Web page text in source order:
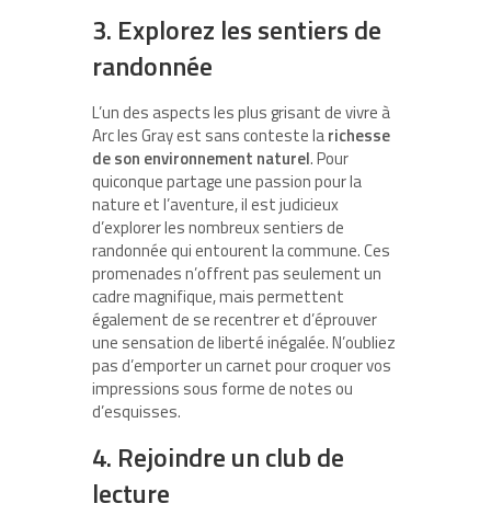
3. Explorez les sentiers de
randonnée
L’un des aspects les plus grisant de vivre à
Arc les Gray est sans conteste larichesse
de son environnement naturel. Pour
quiconque partage une passion pour la
nature et l’aventure, il est judicieux
d’explorer les nombreux sentiers de
randonnée qui entourent la commune. Ces
promenades n’offrent pas seulement un
cadre magnifique, mais permettent
également de se recentrer et d’éprouver
une sensation de liberté inégalée. N’oubliez
pas d’emporter un carnet pour croquer vos
impressions sous forme de notes ou
d’esquisses.
4. Rejoindre un club de
lecture